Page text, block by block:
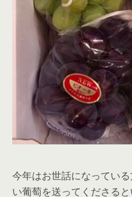
今年はお世話になってい
い葡萄を送ってくださると